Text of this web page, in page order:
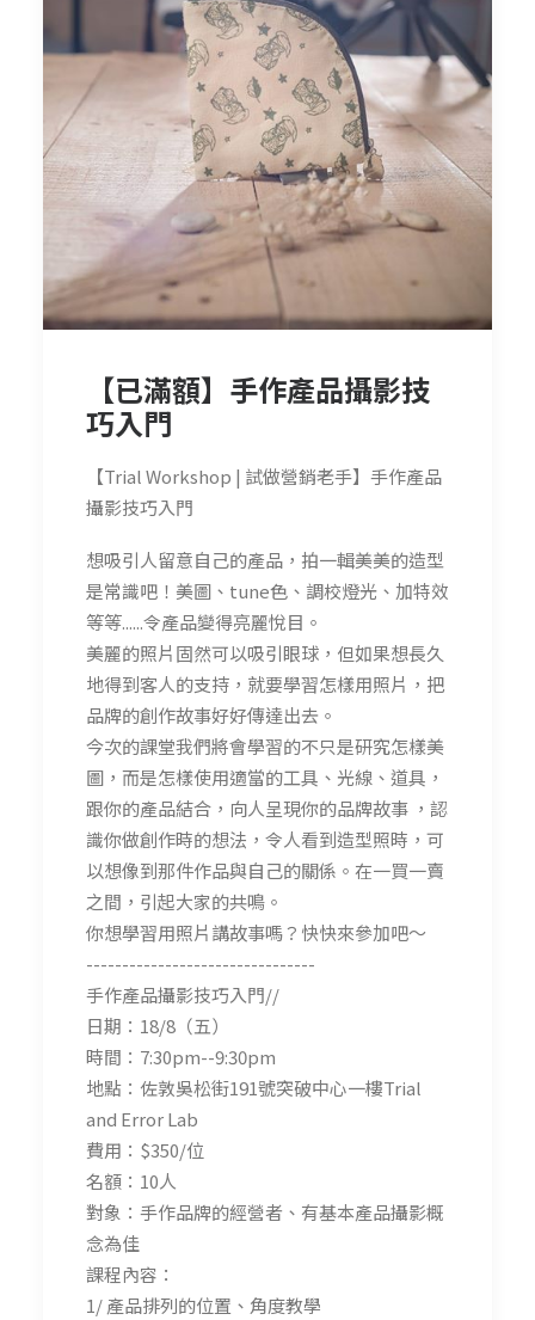
【已滿額】手作產品攝影技
巧入門
【Trial Workshop | 試做營銷老手】手作產品
攝影技巧入門
想吸引人留意自己的產品，拍一輯美美的造型
是常識吧！美圖、tune色、調校燈光、加特效
等等......令產品變得亮麗悅目。
美麗的照片固然可以吸引眼球，但如果想長久
地得到客人的支持，就要學習怎樣用照片，把
品牌的創作故事好好傳達出去。
今次的課堂我們將會學習的不只是研究怎樣美
圖，而是怎樣使用適當的工具、光線、道具，
跟你的產品結合，向人呈現你的品牌故事 ，認
識你做創作時的想法，令人看到造型照時，可
以想像到那件作品與自己的關係。在一買一賣
之間，引起大家的共鳴。
你想學習用照片講故事嗎？快快來參加吧～
--------------------------------
手作產品攝影技巧入門//
日期：18/8（五）
時間：7:30pm--9:30pm
地點：佐敦吳松街191號突破中心一樓Trial
and Error Lab
費用：$350/位
名額：10人
對象：手作品牌的經營者、有基本產品攝影概
念為佳
課程內容：
1/ 產品排列的位置、角度教學